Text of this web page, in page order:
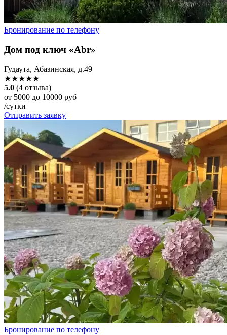
Бронирование по телефону
Дом под ключ «Abr»
Гудаута, Абазинская, д.49
★★★★★
5.0 (4 отзыва)
от 5000 до 10000 руб
/сутки
Отправить заявку
Бронирование по телефону